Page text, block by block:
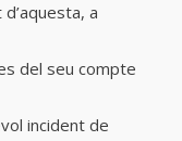
a
del seu compte
incident de